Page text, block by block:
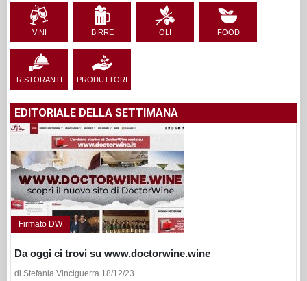
VINI BIRRE OLI FOOD
RISTORANTI PRODUTTORI
EDITORIALE DELLA SETTIMANA
Firmato DW
Da oggi ci trovi su www.doctorwine.wine
di Stefania Vinciguerra 18/12/23